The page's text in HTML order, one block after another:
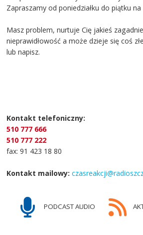
Zapraszamy od poniedziałku do piątku
Masz problem, nurtuje Cię jakieś
nieprawidłowość a może dzieje się coś
lub napisz.
Kontakt telefoniczny:
510 777 666
510 777 222
fax: 91 423 18 80
Kontakt mailowy:
PODCAST AUDIO